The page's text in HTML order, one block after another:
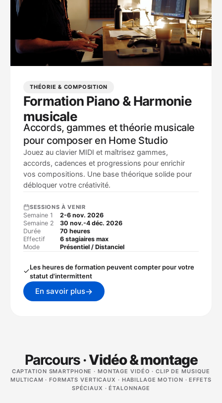
THÉORIE & COMPOSITION
Formation Piano & Harmonie
musicale
Accords, gammes et théorie musicale
pour composer en Home Studio
Jouez au clavier MIDI et maîtrisez gammes,
accords, cadences et progressions pour enrichir
vos compositions. Une base théorique solide pour
débloquer votre créativité.
SESSIONS À VENIR
Semaine 1
2-6 nov. 2026
Semaine 2
30 nov.-4 déc. 2026
Durée
70 heures
Effectif
6 stagiaires max
Mode
Présentiel / Distanciel
Les heures de formation peuvent compter pour votre
statut d'intermittent
En savoir plus→
Parcours ·Vidéo & montage
CAPTATION SMARTPHONE · MONTAGE VIDÉO · CLIP DE MUSIQUE
MULTICAM · FORMATS VERTICAUX · HABILLAGE MOTION · EFFETS
SPÉCIAUX · ÉTALONNAGE